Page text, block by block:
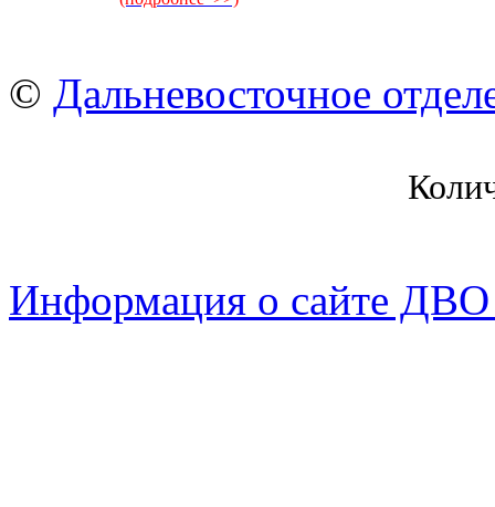
© Дальневосточное
Информация о сайте